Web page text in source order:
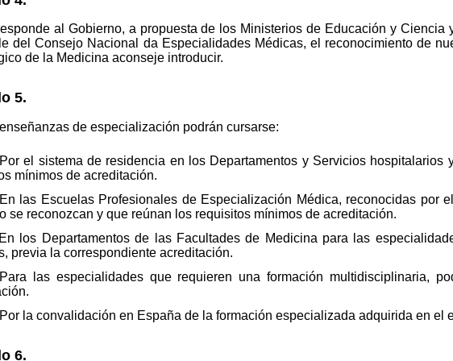
al Gobierno, a propuesta de los Ministerios de Educación y
del Consejo Nacional da Especialidades Médicas, el reconocimiento de
de la Medicina aconseje introducir.
5.
de especialización podrán cursarse:
el sistema de residencia en los Departamentos y Servicios hospitalarios
mínimos de acreditación.
las Escuelas Profesionales de Especialización Médica, reconocidas por
se reconozcan y que reúnan los requisitos mínimos de acreditación.
los Departamentos de las Facultades de Medicina para las
previa la correspondiente acreditación.
las especialidades que requieren una formación multidisciplinaria,
la convalidación en España de la formación especializada adquirida en el
6.